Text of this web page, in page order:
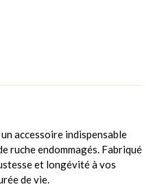
un accessoire indispensable
ruche endommagés. Fabriqué
et longévité à vos
de vie.